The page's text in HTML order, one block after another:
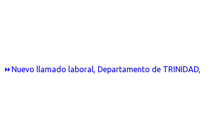
⏩Nuevo llamado laboral, Departamento de TRINIDAD,